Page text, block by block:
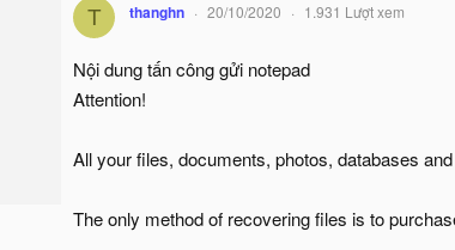
T thanghn 20/10/2020 1.931 Lượt xem
Nội dung tấn công gửi notepad
Attention!
All your files, documents, photos, databases
The only method of recovering files is to